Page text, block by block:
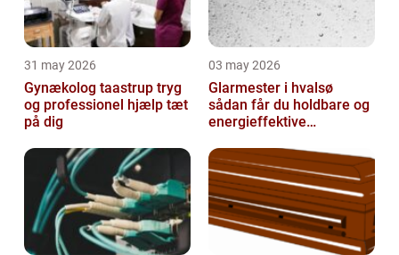
31 may 2026
Gynækolog taastrup tryg
og professionel hjælp tæt
på dig
03 may 2026
Glarmester i hvalsø
sådan får du holdbare og
energieffektive